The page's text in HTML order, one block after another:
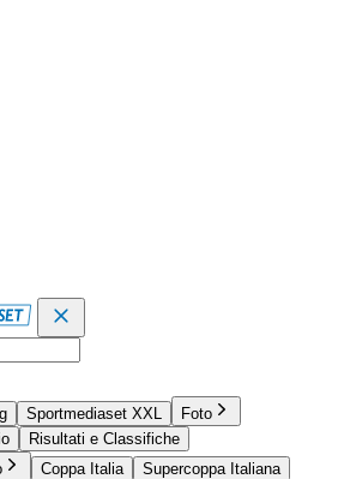
Sportmediaset XXL
Foto
Risultati e Classifiche
Coppa Italia
Supercoppa Italiana